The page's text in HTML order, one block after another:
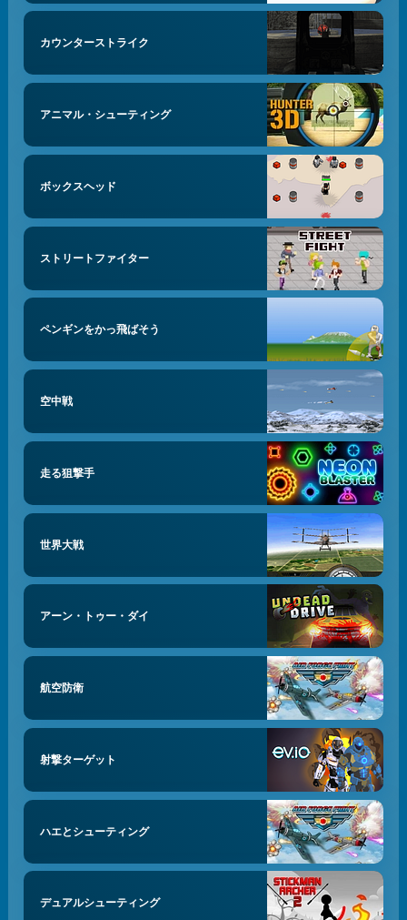
カウンターストライク
アニマル・シューティング
ボックスヘッド
ストリートファイター
ペンギンをかっ飛ばそう
空中戦
走る狙撃手
世界大戦
アーン・トゥー・ダイ
航空防衛
射撃ターゲット
ハエとシューティング
デュアルシューティング